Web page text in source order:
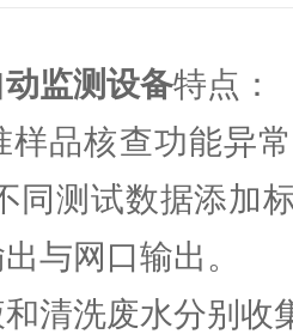
监测设备特点：
样品核查功能异
同测试数据添加
与网口输出。
清洗废水分别收